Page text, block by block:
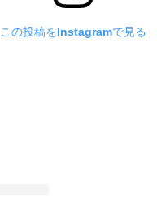
この投稿をInstagramで見る